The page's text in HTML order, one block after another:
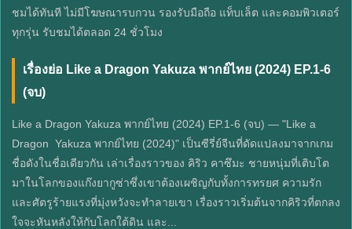
ชมได้ทันที ไม่มีโฆษณารบกวน รองรับมือถือ แท็บเล็ต และคอมพิวเตอร์
ทุกรุ่น รับชมได้ตลอด 24 ชั่วโมง
เรื่องย่อ Like a Dragon Yakuza พากย์ไทย (2024) EP.1-6
(จบ)
Like a Dragon Yakuza พากย์ไทย (2024) EP.1-6 (จบ) — "Like a
Dragon Yakuza พากย์ไทย (2024)" เป็นซีรี่ย์จีนที่ดัดแปลงมาจากเกม
ชื่อดังในชื่อเดียวกัน เล่าเรื่องราวของ คิริว คาซึมะ ชายหนุ่มที่เติบโต
มาในโลกของแก๊งยากูซ่าซึ่งเขาต้องเผชิญกับทั้งการทรยศ ความรัก
และศัตรูร้ายแรงที่มุ่งหวังจะทำลายเขา เรื่องราวเริ่มต้นจากคิริวที่ตกลง
ใจจะหันหลังให้กับโลกใต้ดิน และ...